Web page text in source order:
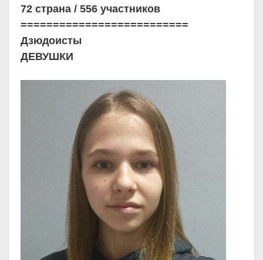
72 страна / 556 участников
==========================
Дзюдоисты
ДЕВУШКИ